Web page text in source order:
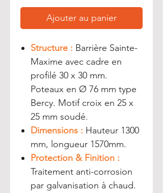
Ajouter au panier
Structure : Barrière Sainte-
Maxime avec cadre en
profilé 30 x 30 mm.
Poteaux en Ø 76 mm type
Bercy. Motif croix en 25 x
25 mm soudé.
Dimensions : Hauteur 1300
mm, longueur 1570mm.
Protection & Finition :
Traitement anti-corrosion
par galvanisation à chaud.